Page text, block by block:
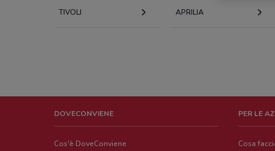
TIVOLI APRILIA
DOVECONVIENE
Cos'è DoveConviene
PER LE
Cosa